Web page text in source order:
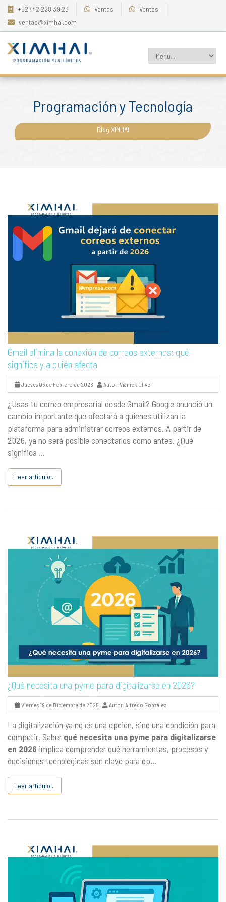
+52 442 228 39 23 Ventas
Ventas
ventas@ximhai.com
Programación y Tecnología
Blog XIMHAI
Gmail elimina la conexión de correos externos: qué
significa y a quién afecta
Jueves 05 de Febrero de 2026 Autor: Vianick Oliveri
¿Usas tu correo empresarial desde Gmail? Google anunció un
cambio importante que afectará a quienes utilizan la
plataforma para administrar correos externos. A partir de
2026, ya no será posible conectarlos como antes. ¿Qué
significa ...
Leer artículo...
¿Qué necesita una pyme para digitalizarse en 2026?
Viernes 19 de Diciembre de 2025 Autor: Alfredo González
La digitalización ya no es una opción, sino una condición para
competir. Saber qué necesita una pyme para digitalizarse
en 2026 implica comprender qué herramientas, procesos y
decisiones tecnológicas son clave para op...
Leer artículo...